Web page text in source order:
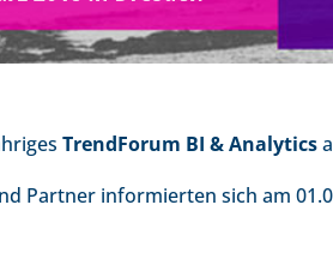
TrendForum BI & Analytics
Partner informierten sich am